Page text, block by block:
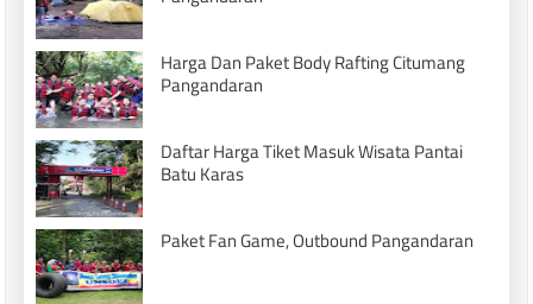
Harga Dan Paket Body Rafting Citumang
Pangandaran
Daftar Harga Tiket Masuk Wisata Pantai
Batu Karas
Paket Fan Game, Outbound Pangandaran